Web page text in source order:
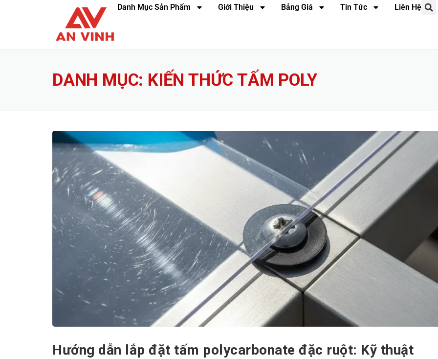
Danh Mục Sản Phẩm Giới Thiệu Bảng Giá Tin Tức Liên Hệ
DANH MỤC: KIẾN THỨC TẤM POLY
Hướng dẫn lắp đặt tấm polycarbonate đặc ruột: Kỹ thuật